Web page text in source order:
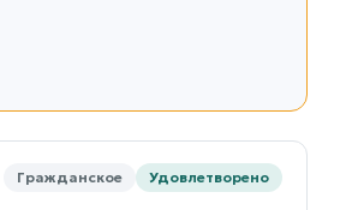
Гражданское Удовлетворено